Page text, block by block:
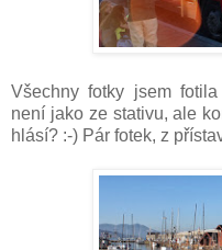
Všechny fotky jsem
není jako ze stativu, ale
hlásí? :-) Pár fotek, z